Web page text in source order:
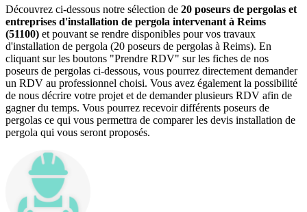
Découvrez ci-dessous notre sélection de 20 poseurs de pergolas et
entreprises d'installation de pergola intervenant à Reims
(51100) et pouvant se rendre disponibles pour vos travaux
d'installation de pergola (20 poseurs de pergolas à Reims). En
cliquant sur les boutons "Prendre RDV" sur les fiches de nos
poseurs de pergolas ci-dessous, vous pourrez directement demander
un RDV au professionnel choisi. Vous avez également la possibilité
de nous décrire votre projet et de demander plusieurs RDV afin de
gagner du temps. Vous pourrez recevoir différents poseurs de
pergolas ce qui vous permettra de comparer les devis installation de
pergola qui vous seront proposés.